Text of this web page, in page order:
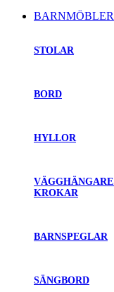
BARNMÖBLER
STOLAR
BORD
HYLLOR
KROKAR
BARNSPEGLAR
SÄNGBORD